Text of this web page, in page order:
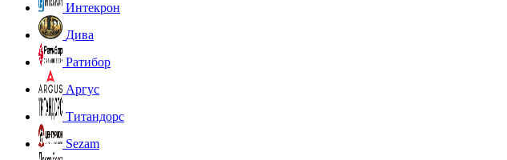
Интекрон
Дива
Ратибор
Аргус
Титандорс
Sezam